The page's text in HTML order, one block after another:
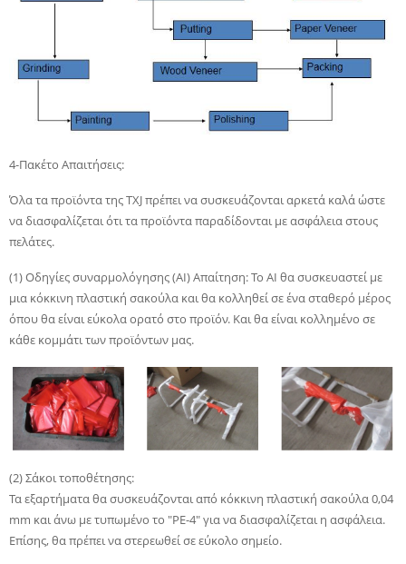
4-Πακέτο Απαιτήσεις:
Όλα τα προϊόντα της TXJ πρέπει να συσκευάζονται αρκετά καλά ώστε
να διασφαλίζεται ότι τα προϊόντα παραδίδονται με ασφάλεια στους
πελάτες.
(1) Οδηγίες συναρμολόγησης (AI) Απαίτηση: Το AI θα συσκευαστεί με
μια κόκκινη πλαστική σακούλα και θα κολληθεί σε ένα σταθερό μέρος
όπου θα είναι εύκολα ορατό στο προϊόν. Και θα είναι κολλημένο σε
κάθε κομμάτι των προϊόντων μας.
(2) Σάκοι τοποθέτησης:
Τα εξαρτήματα θα συσκευάζονται από κόκκινη πλαστική σακούλα 0,04
mm και άνω με τυπωμένο το "PE-4" για να διασφαλίζεται η ασφάλεια.
Επίσης, θα πρέπει να στερεωθεί σε εύκολο σημείο.